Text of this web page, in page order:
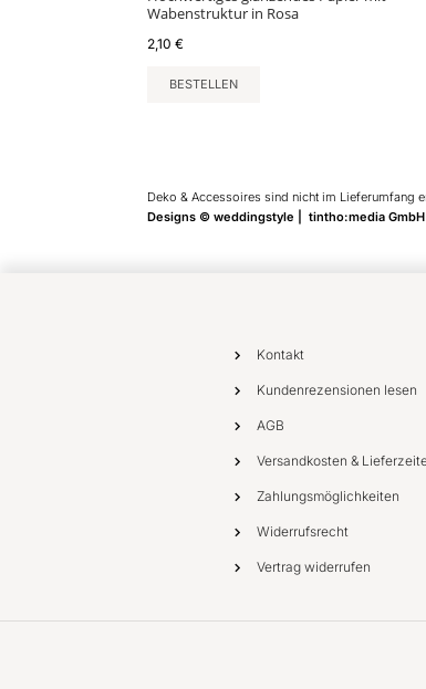
Wabenstruktur in Rosa
2,10 €
BESTELLEN
Deko & Accessoires sind nicht im Lieferumfang
Designs © weddingstyle | tintho:media GmbH
Kontakt
Kundenrezensionen lesen
AGB
Versandkosten &
Zahlungsmöglichkeiten
Widerrufsrecht
Vertrag widerrufen